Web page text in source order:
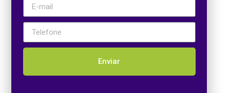
Enviar